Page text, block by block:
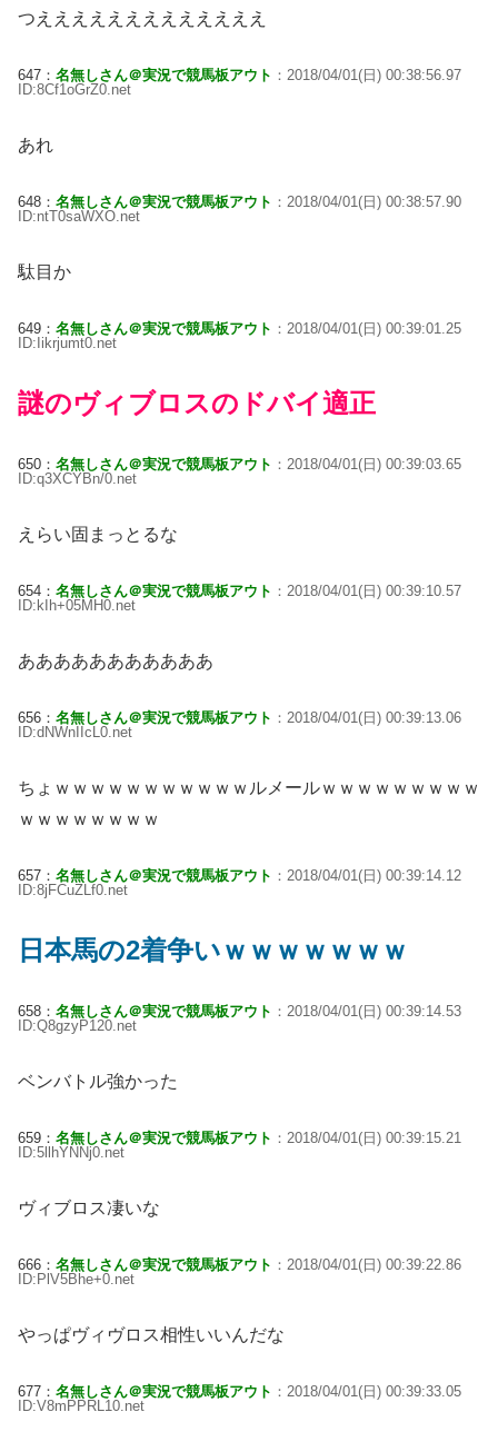
つえええええええええええええ
647： 名無しさん＠実況で競馬板アウト ：2018/04/01(日) 00:38:56.97
ID:8Cf1oGrZ0.net
あれ
648： 名無しさん＠実況で競馬板アウト ：2018/04/01(日) 00:38:57.90
ID:ntT0saWXO.net
駄目か
649： 名無しさん＠実況で競馬板アウト ：2018/04/01(日) 00:39:01.25
ID:Iikrjumt0.net
謎のヴィブロスのドバイ適正
650： 名無しさん＠実況で競馬板アウト ：2018/04/01(日) 00:39:03.65
ID:q3XCYBn/0.net
えらい固まっとるな
654： 名無しさん＠実況で競馬板アウト ：2018/04/01(日) 00:39:10.57
ID:kIh+05MH0.net
あああああああああああ
656： 名無しさん＠実況で競馬板アウト ：2018/04/01(日) 00:39:13.06
ID:dNWnIIcL0.net
ちょｗｗｗｗｗｗｗｗｗｗｗルメールｗｗｗｗｗｗｗｗｗ
ｗｗｗｗｗｗｗｗ
657： 名無しさん＠実況で競馬板アウト ：2018/04/01(日) 00:39:14.12
ID:8jFCuZLf0.net
日本馬の2着争いｗｗｗｗｗｗｗ
658： 名無しさん＠実況で競馬板アウト ：2018/04/01(日) 00:39:14.53
ID:Q8gzyP120.net
ベンバトル強かった
659： 名無しさん＠実況で競馬板アウト ：2018/04/01(日) 00:39:15.21
ID:5llhYNNj0.net
ヴィブロス凄いな
666： 名無しさん＠実況で競馬板アウト ：2018/04/01(日) 00:39:22.86
ID:PlV5Bhe+0.net
やっぱヴィヴロス相性いいんだな
677： 名無しさん＠実況で競馬板アウト ：2018/04/01(日) 00:39:33.05
ID:V8mPPRL10.net